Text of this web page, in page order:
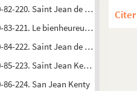
82-220. Saint Jean de Cologne
83-221. Le bienheureux Jean Soreth
84-222. Saint Jean de Saint-Facond
85-223. Saint Jean Kenty, prêtre
86-224. San Jean Kenty